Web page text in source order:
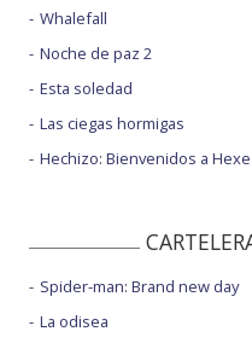
Whalefall
Noche de paz 2
Esta soledad
Las ciegas hormigas
Hechizo: Bienvenidos a Hexe
Spider-man: Brand new day
La odisea